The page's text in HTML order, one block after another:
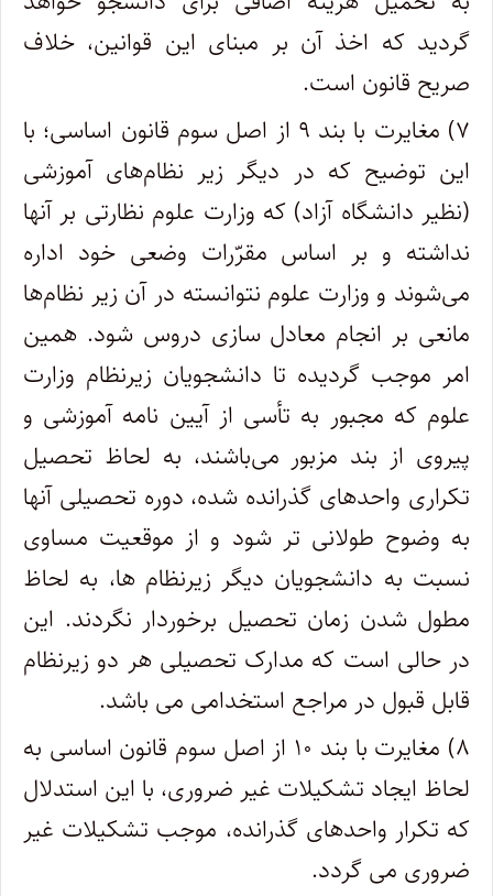
گردید که اخذ آن بر مبنای این قوانین، خلاف
صریح قانون است.
۷) مغایرت با بند ۹ از اصل سوم قانون اساسی؛ با
این توضیح که در دیگر زیر نظام‌های آموزشی
(نظیر دانشگاه آزاد) که وزارت علوم نظارتی بر آنها
نداشته و بر اساس مقرّرات وضعی خود اداره
می‌شوند و وزارت علوم نتوانسته در آن زیر نظام‌ها
مانعی بر انجام معادل سازی دروس شود. همین
امر موجب گردیده تا دانشجویان زیرنظام وزارت
علوم که مجبور به تأسی از آیین نامه آموزشی و
پیروی از بند مزبور می‌باشند، به لحاظ تحصیل
تکراری واحدهای گذرانده شده، دوره تحصیلی آنها
به وضوح طولانی تر شود و از موقعیت مساوی
نسبت به دانشجویان دیگر زیرنظام ها، به لحاظ
مطول شدن زمان تحصیل برخوردار نگردند. این
در حالی است که مدارک تحصیلی هر دو زیرنظام
قابل قبول در مراجع استخدامی می باشد.
۸) مغایرت با بند ۱۰ از اصل سوم قانون اساسی به
لحاظ ایجاد تشکیلات غیر ضروری، با این استدلال
که تکرار واحدهای گذرانده، موجب تشکیلات غیر
ضروری می گردد.